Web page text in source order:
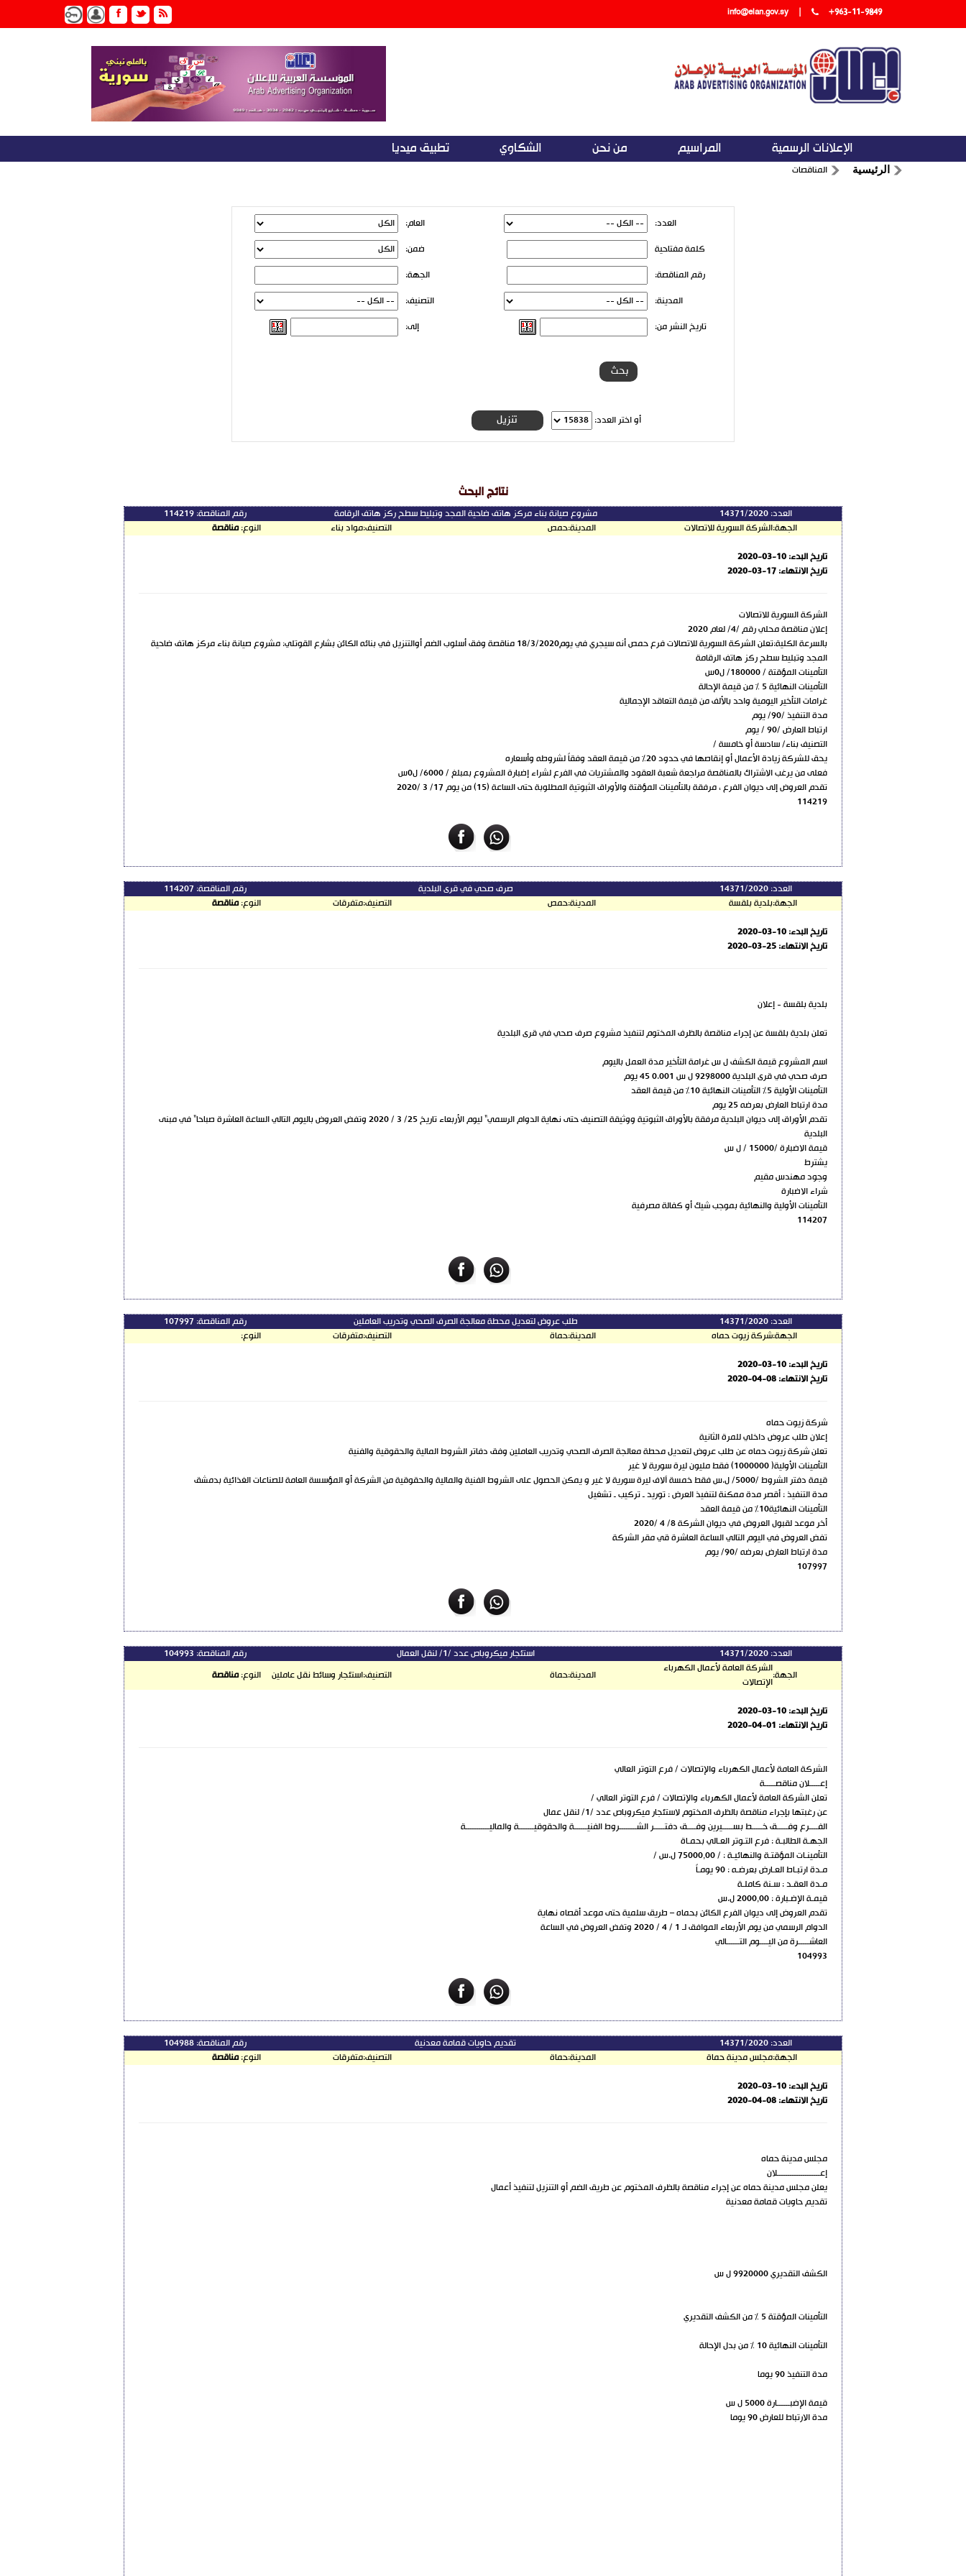
info@elan.gov.sy | +963-11-9849
الإعلانات الرسمية المراسيم من نحن الشكاوي تطبيق ميديا
الرئيسية المناقصات
العدد:
العام:
كلمة مفتاحية
ضمن:
رقم المناقصة:
الجهة:
المدينة:
التصنيف:
تاريخ النشر من:
إلى:
أو اختر العدد:
نتائج البحث
العدد: مشروع صيانة بناء مركز هاتف ضاحية المجد وتبليط سطح ركز هاتف الرقامة رقم المناقصة:
الجهة:الشركة السورية للاتصالات المدينة:حمص التصنيف:مواد بناء النوع:مناقصة
تاريخ البدء:2020-03-10
تاريخ الانتهاء:2020-03-17
الشركة السورية للاتصالات
إعلان مناقصة محلي رقم /4/ لعام 2020
بالسرعة الكلية:تعلن الشركة السورية للاتصالات فرع حمص أنه سيجري في يوم18/3/2020 مناقصة وفق أسلوب الضم أوالتنزيل في بنائه الكائن بشارع القوتلي: مشروع صيانة بناء مركز هاتف ضاحية
المجد وتبليط سطح ركز هاتف الرقامة
التأمينات المؤقتة / 180000/ ل0س
التأمينات النهائية 5 % من قيمة الإحالة
غرامات التأخير اليومية واحد بالألف من قيمة التعاقد الإجمالية
مدة التنفيذ /90/ يوم
ارتباط العارض /90 / يوم
التصنيف بناء/ سادسة أو خامسة /
يحق للشركة زيادة الأعمال أو إنقاصها في حدود 20% من قيمة العقد وفقاً لشروطه وأسعاره
فعلى من يرغب الاشتراك بالمناقصة مراجعة شعبة العقود والمشتريات في الفرع لشراء إضبارة المشروع بمبلغ / 6000/ ل0س
تقدم العروض إلى ديوان الفرع ، مرفقة بالتأمينات المؤقتة والأوراق الثبوتية المطلوبة حتى الساعة (15) من يوم 17/ 3 /2020
114219
العدد: صرف صحي في قرى البلدية رقم المناقصة:
الجهة:بلدية بلقسة المدينة:حمص التصنيف:متفرقات النوع:مناقصة
تاريخ البدء:2020-03-10
تاريخ الانتهاء:2020-03-25
بلدية بلقسة - إعلان
تعلن بلدية بلقسة عن إجراء مناقصة بالظرف المختوم لتنفيذ مشروع صرف صحي في قرى البلدية
اسم المشروع قيمة الكشف ل س غرامة التأخير مدة العمل باليوم
صرف صحي في قرى البلدية 9298000 ل س 0.001 45 يوم
التأمينات الأولية 5% التأمينات النهائية 10% من قيمة العقد
مدة ارتباط العارض بعرضه 25 يوم
تقدم الأوراق إلى ديوان البلدية مرفقة بالأوراق الثبوتية ووثيقة التصنيف حتى نهاية الدوام الرسمي" ليوم الأربعاء تاريخ 25/ 3 / 2020 وتفض العروض باليوم التالي الساعة العاشرة صباحا" في مبنى
البلدية
قيمة الاضبارة /15000 / ل س
يشترط
وجود مهندس مقيم
شراء الاضبارة
التأمينات الأولية والنهائية بموجب شيك أو كفالة مصرفية
114207
العدد: طلب عروض لتعديل محطة معالجة الصرف الصحي وتدريب العاملين رقم المناقصة:
الجهة:شركة زيوت حماه المدينة:حماة التصنيف:متفرقات
النوع:
تاريخ البدء:2020-03-10
تاريخ الانتهاء:2020-04-08
شركة زيوت حماه
إعلان طلب عروض داخلي للمرة الثانية
تعلن شركة زيوت حماه عن طلب عروض لتعديل محطة معالجة الصرف الصحي وتدريب العاملين وفق دفاتر الشروط المالية والحقوقية والفنية
التأمينات الأولية( 1000000) فقط مليون ليرة سورية لا غير
قيمة دفتر الشروط /5000/ ل.س فقط خمسة آلاف ليرة سورية لا غير و يمكن الحصول على الشروط الفنية والمالية والحقوقية من الشركة أو المؤسسة العامة للصناعات الغذائية بدمشق
مدة التنفيذ : أقصر مدة ممكنة لتنفيذ العرض : توريد ـ تركيب ـ تشغيل
التأمينات النهائية10% من قيمة العقد
أخر موعد لقبول العروض في ديوان الشركة 8/ 4 /2020
تفض العروض في اليوم التالي الساعة العاشرة قي مقر الشركة
مدة ارتباط العارض بعرضه /90/ يوم
107997
العدد: استئجار ميكروباص عدد /1/ لنقل العمال رقم المناقصة:
الجهة:الشركة العامة لأعمال الكهرباء
الإتصالات
المدينة:حماة التصنيف:استئجار وسائط نقل عاملين النوع:مناقصة
تاريخ البدء:2020-03-10
تاريخ الانتهاء: 2020-04-01
الشركة العامة لأعمال الكهرباء والإتصالات / فرع التوتر العالي
إعـــــلان مناقصـــــة
تعلن الشركة العامة لأعمال الكهرباء والإتصالات / فرع التوتر العالي /
عن رغبتها بإجراء مناقصة بالظرف المختوم لاستئجار ميكروباص عدد /1/ لنقل عمال
الفــــرع وفـــــق خـــــط بســـــيرين وفــــق دفتـــــر الشــــــــروط الفنيــــــة والحقوقيـــــــة والماليـــــــــــة
الجهـة الطالبـة : فرع التـوتر العـالي بحمـاة
التأمينـات المؤقتـة والنهائيـة : / 75000,00 ل.س /
مـدة ارتبـاط العـارض بعرضـه : 90 يومـاً
مـدة العقـد : سـنة كاملـة
قيمـة الإضـبارة : 2000,00 ل.س
تقدم العروض إلى ديوان الفرع الكائن بحماه – طريق سلمية حتى موعد أقصاه نهاية
الدوام الرسمي من يوم الأربعاء الموافق لـ 1 / 4 / 2020 وتفض العروض في الساعة
العاشـــــرة من اليــــوم التــــــالي
104993
العدد: تقديم حاويات قمامة معدنية رقم المناقصة:
الجهة:مجلس مدينة حماة المدينة:حماة التصنيف:متفرقات النوع:مناقصة
تاريخ البدء:2020-03-10
تاريخ الانتهاء:2020-04-08
مجلس مدينة حماه
إعــــــــــــــــــــلان
يعلن مجلس مدينة حماه عن إجراء مناقصة بالظرف المختوم عن طريق الضم أو التنزيل لتنفيذ أعمال
تقديم حاويات قمامة معدنية
الكشف التقديري 9920000 ل س
التأمينات المؤقتة 5 % من الكشف التقديري
التأمينات النهائية 10 % من بدل الإحالة
مدة التنفيذ 90 يوما
قيمة الإضبــــــارة 5000 ل س
مدة الارتباط للعارض 90 يوما